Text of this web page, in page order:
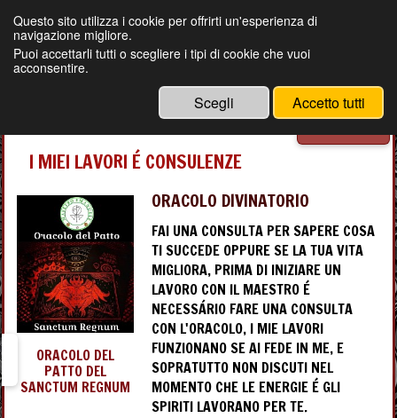
MAGIA BRASILIANA ANCESTRALE
LEGAMENTI D'AMORE GARANTITI
CELL- +39 3479365527
Menu
I MIEI LAVORI É CONSULENZE
ORACOLO DEL
PATTO DEL
SANCTUM REGNUM
ORACOLO DIVINATORIO
FAI UNA CONSULTA PER SAPERE COSA
TI SUCCEDE OPPURE SE LA TUA VITA
MIGLIORA, PRIMA DI INIZIARE UN
LAVORO CON IL MAESTRO É
NECESSÁRIO FARE UNA CONSULTA
CON L'ORACOLO, I MIE LAVORI
FUNZIONANO SE AI FEDE IN ME, E
SOPRATUTTO NON DISCUTI NEL
MOMENTO CHE LE ENERGIE É GLI
SPIRITI LAVORANO PER TE.
Questo sito utilizza i cookie per offrirti un'esperienza di
navigazione migliore.
Puoi accettarli tutti o scegliere i tipi di cookie che vuoi
acconsentire.
Scegli Accetto tutti